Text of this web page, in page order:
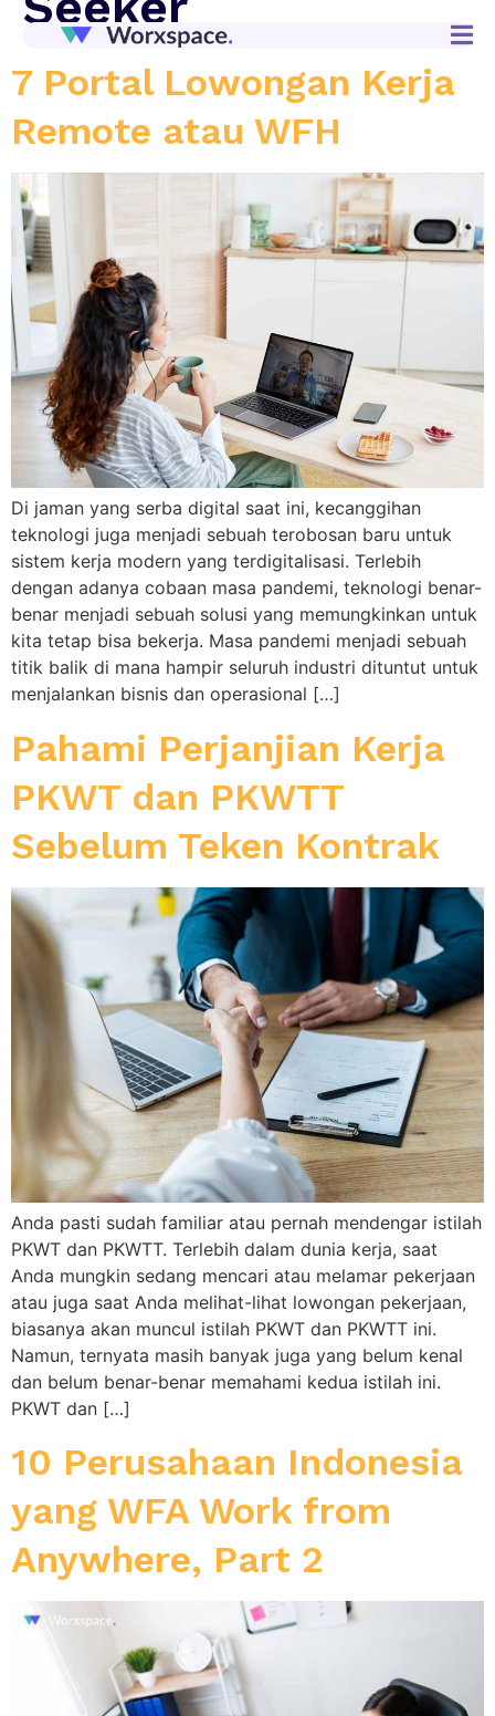
7 Portal Lowongan Kerja
Remote atau WFH
Di jaman yang serba digital saat ini, kecanggihan
teknologi juga menjadi sebuah terobosan baru untuk
sistem kerja modern yang terdigitalisasi. Terlebih
dengan adanya cobaan masa pandemi, teknologi benar-
benar menjadi sebuah solusi yang memungkinkan untuk
kita tetap bisa bekerja. Masa pandemi menjadi sebuah
titik balik di mana hampir seluruh industri dituntut untuk
menjalankan bisnis dan operasional […]
Pahami Perjanjian Kerja
PKWT dan PKWTT
Sebelum Teken Kontrak
Anda pasti sudah familiar atau pernah mendengar istilah
PKWT dan PKWTT. Terlebih dalam dunia kerja, saat
Anda mungkin sedang mencari atau melamar pekerjaan
atau juga saat Anda melihat-lihat lowongan pekerjaan,
biasanya akan muncul istilah PKWT dan PKWTT ini.
Namun, ternyata masih banyak juga yang belum kenal
dan belum benar-benar memahami kedua istilah ini.
PKWT dan […]
10 Perusahaan Indonesia
yang WFA Work from
Anywhere, Part 2